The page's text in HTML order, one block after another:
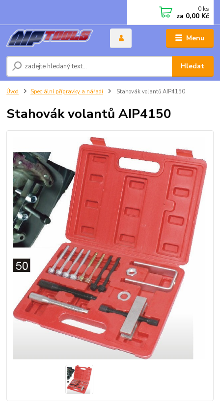
Menu
Hledat
0 ks
za 0,00 Kč
Úvod Speciální přípravky a nářadí Stahovák volantů AIP4150
Stahovák volantů AIP4150